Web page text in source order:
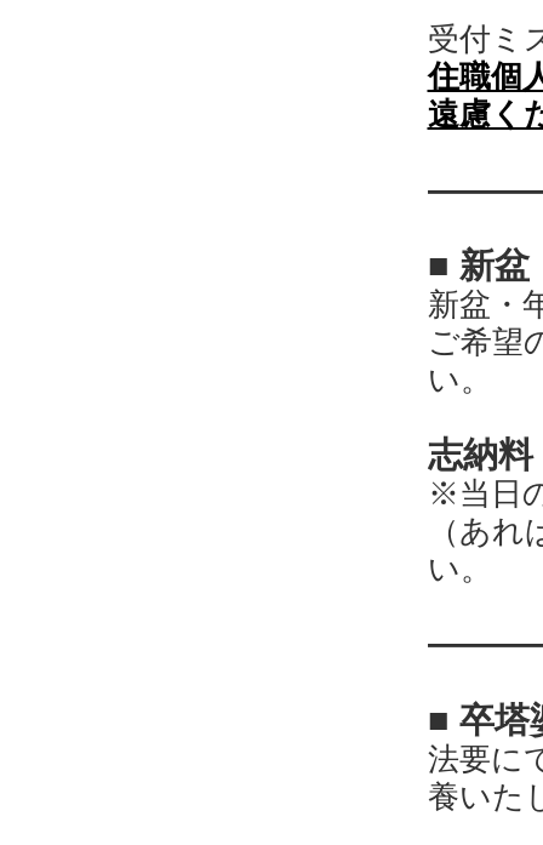
受付ミ
住職個
遠慮く
―――
■ 新盆
新盆・
ご希望
い。
志納
※当日
（あ
い。
―――
■ 卒塔
法要に
養いた